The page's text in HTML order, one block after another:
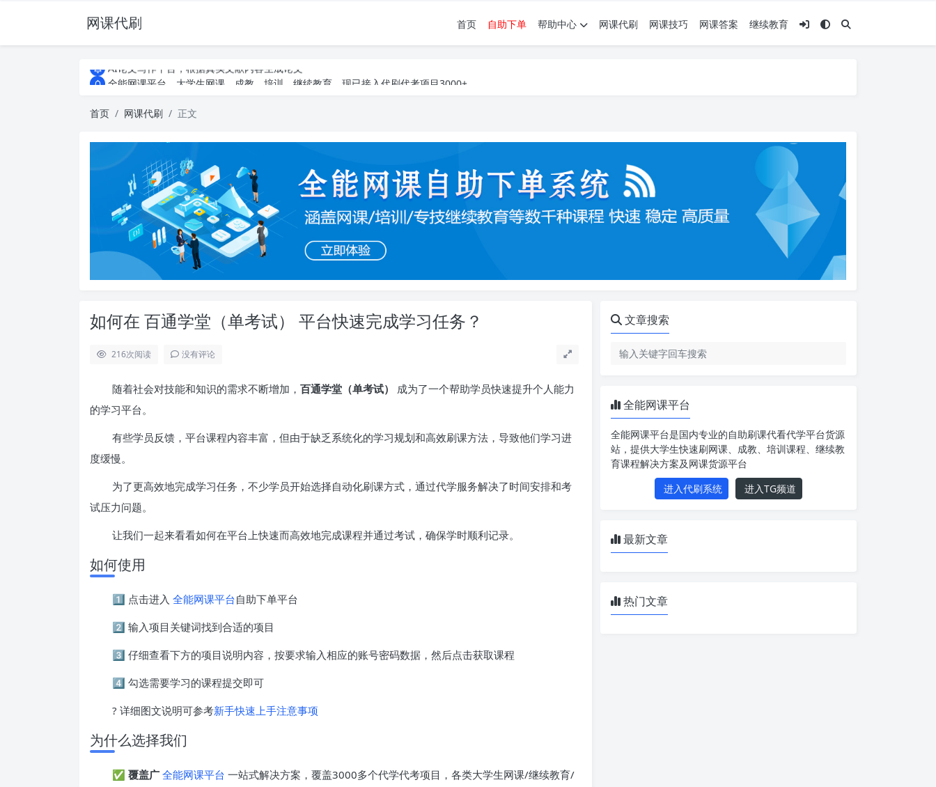
网课代刷 首页 自助下单 帮助中心 网课代刷 网课技巧 网课答案 继续教育
AI论文写作平台，根据真实文献内容生成论文
全能网课平台，大学生网课、成教、培训、继续教育。现已接入代刷代考项目3000+
全能网课平台，大学生网课、成教、培训、继续教育。现已接入代刷代考项目3000+
首页 网课代刷 正文
如何在 百通学堂（单考试） 平台快速完成学习任务？
216次阅读 没有评论
随着社会对技能和知识的需求不断增加， 百通学堂（单考试）
成为了一个帮助学员快速提升个人能力
的学习平台。
有些学员反馈，平台课程内容丰富，但由于缺乏系统化的学习规划和高效刷课方法，导致他们学习进
度缓慢。
为了更高效地完成学习任务，不少学员开始选择自动化刷课方式，通过代学服务解决了时间安排和考
试压力问题。
让我们一起来看看如何在平台上快速而高效地完成课程并通过考试，确保学时顺利记录。
如何使用
1️⃣ 点击进入 全能网课平台自助下单平台
2️⃣ 输入项目关键词找到合适的项目
3️⃣ 仔细查看下方的项目说明内容，按要求输入相应的账号密码数据，然后点击获取课程
4️⃣ 勾选需要学习的课程提交即可
? 详细图文说明可参考新手快速上手注意事项
为什么选择我们
✅ 覆盖广 全能网课平台 一站式解决方案，覆盖3000多个代学代考项目，各类大学生网课/继续教育/
文章搜索
全能网课平台
全能网课平台是国内专业的自助刷课代看代学平台货源
站，提供大学生快速刷网课、成教、培训课程、继续教
育课程解决方案及网课货源平台
进入代刷系统
进入TG频道
最新文章
热门文章